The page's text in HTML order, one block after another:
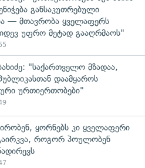
განსაკუთრებული
— მთავრობა ყველაფერს
უფრო მეტად გააღრმაოს"
"საქართველო მზადაა,
დაამყაროს
ურთიერთობები"
ყორნებს კი ყველაფერი
როგორ პოულობენ